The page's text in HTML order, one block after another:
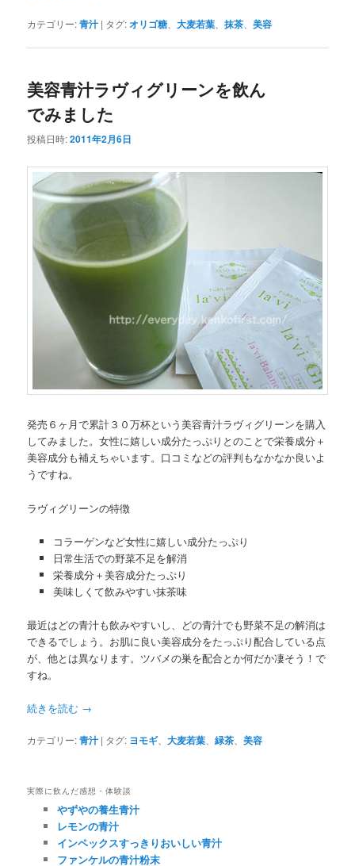
カテゴリー:青汁 | タグ:オリゴ糖 、大麦若葉 、抹茶 、美容
美容青汁ラヴィグリーンを飲ん
でみました
投稿日時:2011年2月6日
発売６ヶ月で累計３０万杯という美容青汁ラヴィグリーンを購入
してみました。女性に嬉しい成分たっぷりとのことで栄養成分＋
美容成分も補えちゃいます。口コミなどの評判もなかなか良いよ
うですね。
ラヴィグリーンの特徴
コラーゲンなど女性に嬉しい成分たっぷり
日常生活での野菜不足を解消
栄養成分＋美容成分たっぷり
美味しくて飲みやすい抹茶味
最近はどの青汁も飲みやすいし、どの青汁でも野菜不足の解消は
できるでしょう。お肌に良い美容成分をたっぷり配合している点
が、他とは異なります。ツバメの巣を配合とか何だか凄そう！で
すね。
続きを読む →
カテゴリー:青汁 | タグ: ヨモギ、大麦若葉 、緑茶 、美容
実際に飲んだ感想・体験談
やずやの養生青汁
レモンの青汁
インペックスすっきりおいしい青汁
ファンケルの青汁粉末